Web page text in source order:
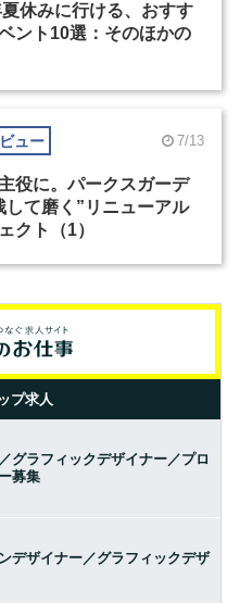
休みに行ける、おすす
ント10選：そのほかの
ュー 7/13
役に。パークスガーデ
して磨く”リニューアル
クト（1）
プ求人
グラフィックデザイナー／プロ
募集
デザイナー／グラフィックデザ